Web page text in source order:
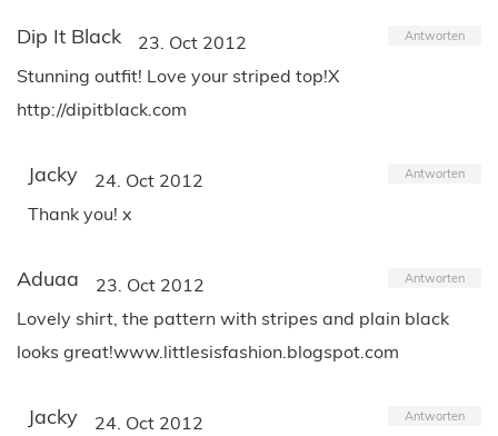
Dip It Black 23. Oct 2012 Antworten
Stunning outfit! Love your striped top!X
http://dipitblack.com
Jacky 24. Oct 2012 Antworten
Thank you! x
Aduaa 23. Oct 2012 Antworten
Lovely shirt, the pattern with stripes and plain black
looks great!www.littlesisfashion.blogspot.com
Jacky 24. Oct 2012 Antworten